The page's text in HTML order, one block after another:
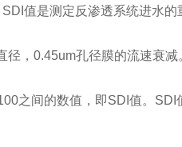
值是测定反渗透系统进水
径，0.45um孔径膜的流速衰
之间的数值，即SDI值。